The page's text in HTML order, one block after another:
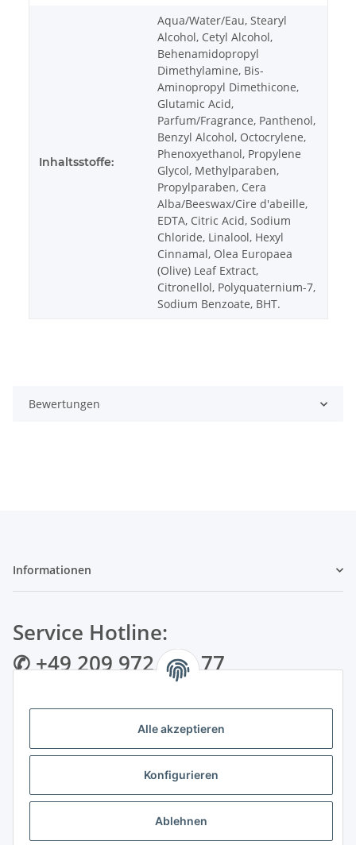
Alle akzeptieren
Konfigurieren
Ablehnen
Inhaltsstoffe:
Aqua/Water/Eau, Stearyl
Alcohol, Cetyl Alcohol,
Behenamidopropyl
Dimethylamine, Bis-
Aminopropyl Dimethicone,
Glutamic Acid,
Parfum/Fragrance, Panthenol,
Benzyl Alcohol, Octocrylene,
Phenoxyethanol, Propylene
Glycol, Methylparaben,
Propylparaben, Cera
Alba/Beeswax/Cire d'abeille,
EDTA, Citric Acid, Sodium
Chloride, Linalool, Hexyl
Cinnamal, Olea Europaea
(Olive) Leaf Extract,
Citronellol, Polyquaternium-7,
Sodium Benzoate, BHT.
Bewertungen
Informationen
Service Hotline:
✆ +49 209 972 995 77
Gewerkenstraße 34 | 45881 Gelsenkirchen
Mo.-Fr.: 09:00 - 18:30 Uhr Samstag: 09:00 - 16:00 Uhr
Zahlungsarten